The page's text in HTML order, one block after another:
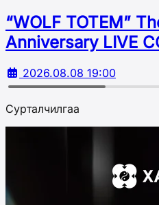
“WOLF TOTEM”
Аnniversary LIVE
2026.08.08 19:00
Сурталчилгаа